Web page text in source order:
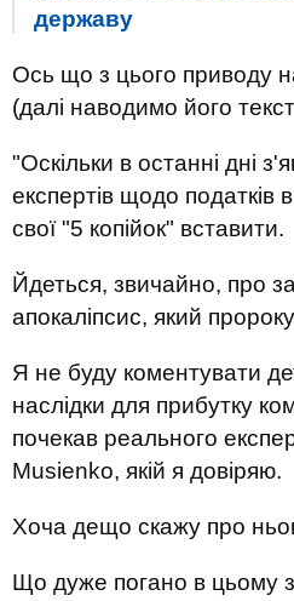
державу
Ось що з цього приводу
(далі наводимо його
"Оскільки в останні дні
експертів щодо податків в
свої "5 копійок" вставити.
Йдеться, звичайно, про
апокаліпсис, який
Я не буду коментувати
наслідки для прибутку
почекав реального
Musienko, якій я довіряю.
Хоча дещо скажу про
Що дуже погано в цьому